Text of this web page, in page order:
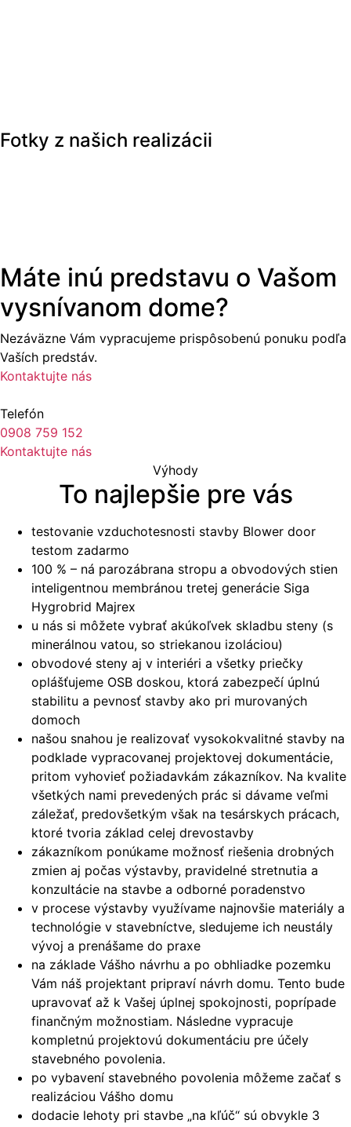
Fotky z našich realizácii
Máte inú predstavu o Vašom
vysnívanom dome?
Nezáväzne Vám vypracujeme prispôsobenú ponuku podľa
Vaších predstáv.
Kontaktujte nás
Telefón
0908 759 152
Kontaktujte nás
Výhody
To najlepšie pre vás
testovanie vzduchotesnosti stavby Blower door
testom zadarmo
100 % – ná parozábrana stropu a obvodových stien
inteligentnou membránou tretej generácie Siga
Hygrobrid Majrex
u nás si môžete vybrať akúkoľvek skladbu steny (s
minerálnou vatou, so striekanou izoláciou)
obvodové steny aj v interiéri a všetky priečky
oplášťujeme OSB doskou, ktorá zabezpečí úplnú
stabilitu a pevnosť stavby ako pri murovaných
domoch
našou snahou je realizovať vysokokvalitné stavby na
podklade vypracovanej projektovej dokumentácie,
pritom vyhovieť požiadavkám zákazníkov. Na kvalite
všetkých nami prevedených prác si dávame veľmi
záležať, predovšetkým však na tesárskych prácach,
ktoré tvoria základ celej drevostavby
zákazníkom ponúkame možnosť riešenia drobných
zmien aj počas výstavby, pravidelné stretnutia a
konzultácie na stavbe a odborné poradenstvo
v procese výstavby využívame najnovšie materiály a
technológie v stavebníctve, sledujeme ich neustály
vývoj a prenášame do praxe
na základe Vášho návrhu a po obhliadke pozemku
Vám náš projektant pripraví návrh domu. Tento bude
upravovať až k Vašej úplnej spokojnosti, poprípade
finančným možnostiam. Následne vypracuje
kompletnú projektovú dokumentáciu pre účely
stavebného povolenia.
po vybavení stavebného povolenia môžeme začať s
realizáciou Vášho domu
dodacie lehoty pri stavbe „na kľúč“ sú obvykle 3